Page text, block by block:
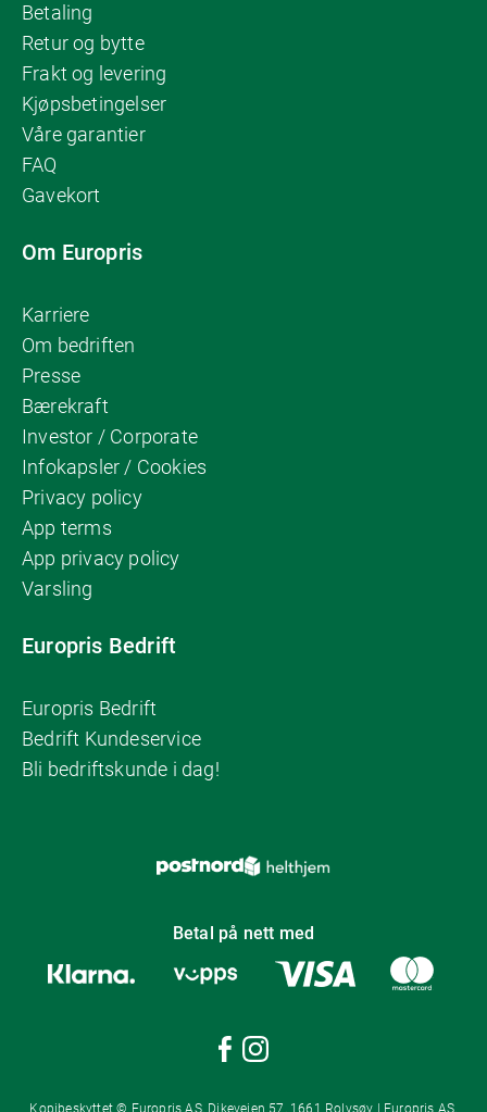
Betaling
Retur og bytte
Frakt og levering
Kjøpsbetingelser
Våre garantier
FAQ
Gavekort
Om Europris
Karriere
Om bedriften
Presse
Bærekraft
Investor / Corporate
Infokapsler / Cookies
Privacy policy
App terms
App privacy policy
Varsling
Europris Bedrift
Europris Bedrift
Bedrift Kundeservice
Bli bedriftskunde i dag!
Betal på nett med
Kopibeskyttet © Europris AS, Dikeveien 57, 1661 Rolvsøy | Europris AS,